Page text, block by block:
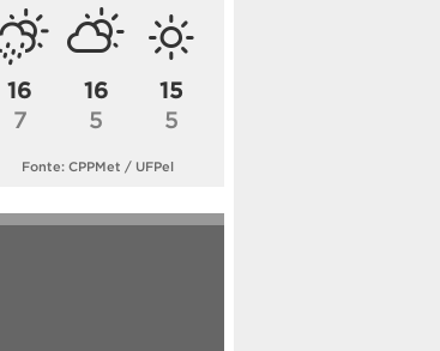
16
7
16
5
15
5
Fonte: CPPMet / UFPel